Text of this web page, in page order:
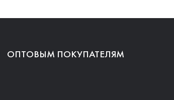
ОПТОВЫМ ПОКУПАТЕЛЯМ